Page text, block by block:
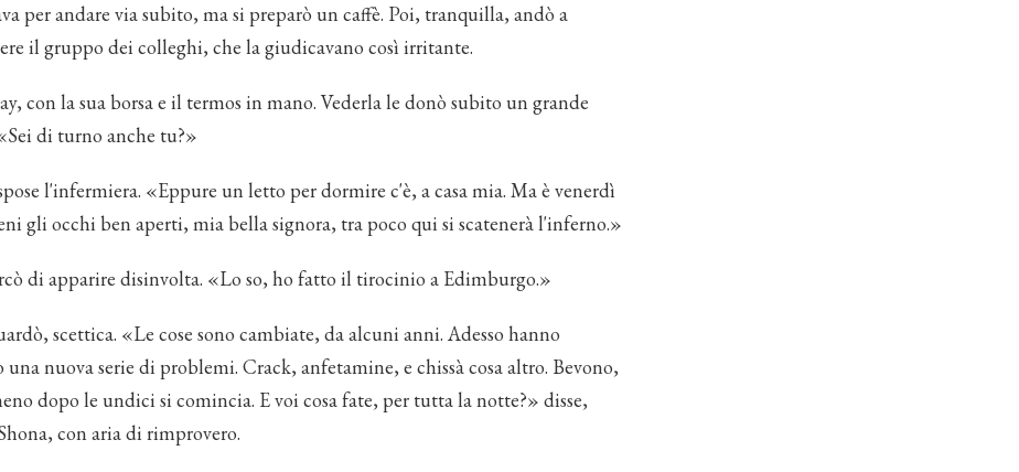
per andare via subito, ma si preparò un caffè. Poi, tranquilla, andò a
il gruppo dei colleghi, che la giudicavano così irritante.
con la sua borsa e il termos in mano. Vederla le donò subito un grande
di turno anche tu?»
l'infermiera. «Eppure un letto per dormire c'è, a casa mia. Ma è venerdì
gli occhi ben aperti, mia bella signora, tra poco qui si scatenerà l'inferno.»
di apparire disinvolta. «Lo so, ho fatto il tirocinio a Edimburgo.»
scettica. «Le cose sono cambiate, da alcuni anni. Adesso hanno
nuova serie di problemi. Crack, anfetamine, e chissà cosa altro. Bevono,
dopo le undici si comincia. E voi cosa fate, per tutta la notte?» disse,
con aria di rimprovero.